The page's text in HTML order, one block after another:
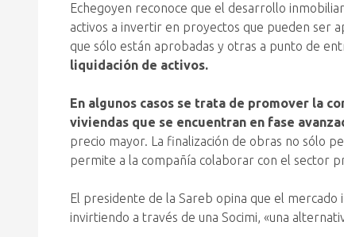
Echegoyen reconoce que el desarrollo
activos a invertir en proyectos que pueden ser
que sólo están aprobadas y otras a punto de
liquidación de activos.
En algunos casos se trata de promover la
viviendas que se encuentran en fase
precio mayor. La finalización de obras no sólo
permite a la compañía colaborar con el sector
El presidente de la Sareb opina que el
invirtiendo a través de una Socimi, «una